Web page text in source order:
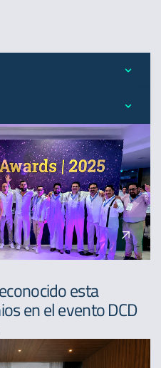
esta
en el evento DCD